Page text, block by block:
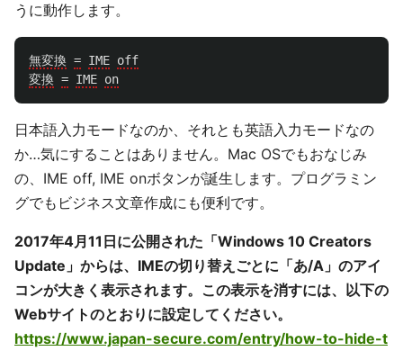
うに動作します。
無変換 = IME off
変換 = IME on
日本語入力モードなのか、それとも英語入力モードなの
か…気にすることはありません。Mac OSでもおなじみ
の、IME off, IME onボタンが誕生します。プログラミン
グでもビジネス文章作成にも便利です。
2017年4月11日に公開された「Windows 10 Creators
Update」からは、IMEの切り替えごとに「あ/A」のアイ
コンが大きく表示されます。この表示を消すには、以下の
Webサイトのとおりに設定してください。
https://www.japan-secure.com/entry/how-to-hide-t